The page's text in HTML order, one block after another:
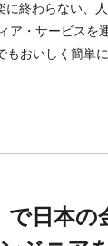
終わらない、
ア・サービスを
おいしく簡単
で日本